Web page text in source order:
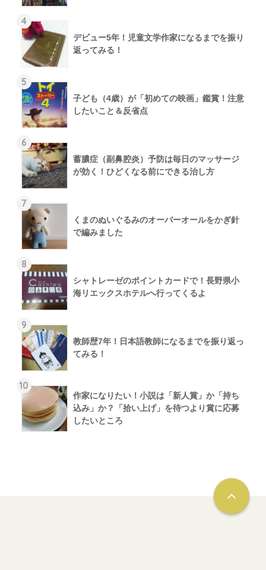
4
デビュー5年！児童文学作家になるまでを振り
返ってみる！
5
子ども（4歳）が「初めての映画」鑑賞！注意
したいこと＆反省点
6
蓄膿症（副鼻腔炎）予防は毎日のマッサージ
が効く！ひどくなる前にできる治し方
7
くまのぬいぐるみのオーバーオールをかぎ針
で編みました
8
シャトレーゼのポイントカードで！長野県小
海リエックスホテルへ行ってくるよ
9
教師歴7年！日本語教師になるまでを振り返っ
てみる！
10
作家になりたい！小説は「新人賞」か「持ち
込み」か？「拾い上げ」を待つより賞に応募
したいところ